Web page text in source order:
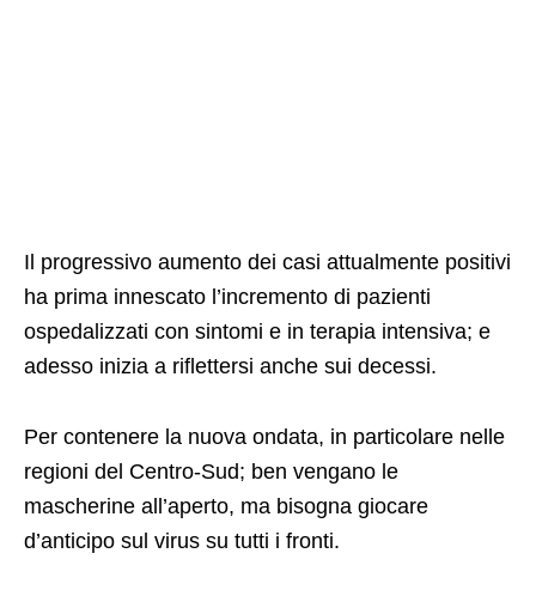
Il progressivo aumento dei casi attualmente positivi
ha prima innescato l’incremento di pazienti
ospedalizzati con sintomi e in terapia intensiva; e
adesso inizia a riflettersi anche sui decessi.
Per contenere la nuova ondata, in particolare nelle
regioni del Centro-Sud; ben vengano le
mascherine all’aperto, ma bisogna giocare
d’anticipo sul virus su tutti i fronti.